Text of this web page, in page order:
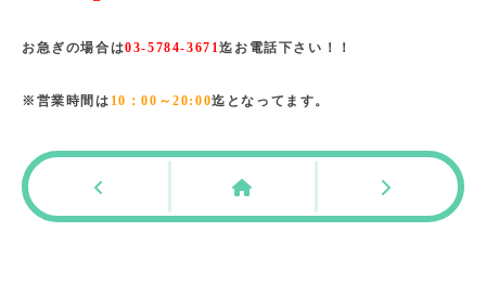
お急ぎの場合は03-5784-3671迄お電話下さい！！
※営業時間は 10：00～20:00迄となってます。